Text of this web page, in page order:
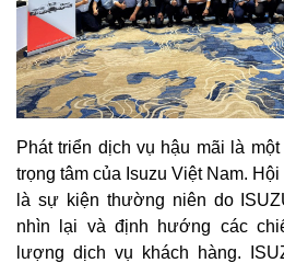
Phát triển dịch vụ hậu mãi là
trọng tâm của Isuzu Việt Nam.
là sự kiện thường niên do
nhìn lại và định hướng các
lượng dịch vụ khách hàng.